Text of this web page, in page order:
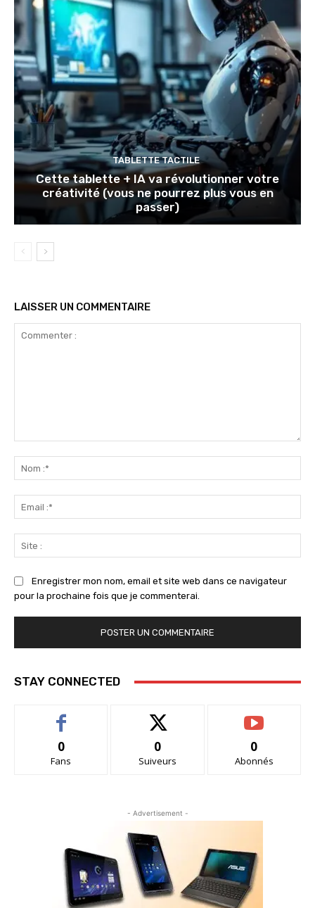
TABLETTE TACTILE
Cette tablette + IA va révolutionner votre
créativité (vous ne pourrez plus vous en
passer)
LAISSER UN COMMENTAIRE
:*
:*
:
Enregistrer mon nom, email et site web dans ce navigateur
pour la prochaine fois que je commenterai.
STAY CONNECTED
0
Fans
0
Suiveurs
0
Abonnés
- Advertisement -